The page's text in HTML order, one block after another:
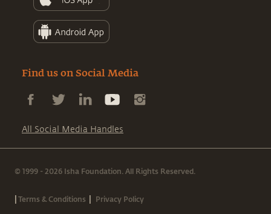
Find us on Social Media
All Social Media Handles
© 1999 - 2026 Isha Foundation. All Rights Reserved.
|Terms & Conditions | Privacy Policy